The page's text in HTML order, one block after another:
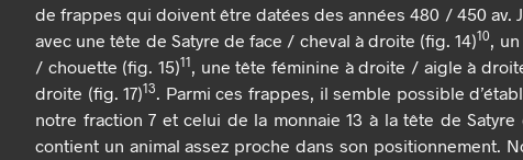
de frappes qui doivent être datées des années 480 / 450 av.
avec une tête de Satyre de face / cheval à droite (fig. 14)10,
/ chouette (fig. 15)11, une tête féminine à droite / aigle à
droite (fig. 17)13. Parmi ces frappes, il semble possible
notre fraction 7 et celui de la monnaie 13 à la tête de
contient un animal assez proche dans son positionnement.